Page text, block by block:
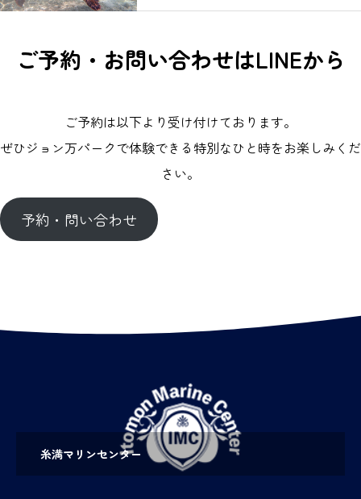
ご予約・お問い合わせはLINEから
ご予約は以下より受け付けております。
ぜひジョン万パークで体験できる特別なひと時をお楽しみくだ
さい。
予約・問い合わせ
糸満マリンセンター